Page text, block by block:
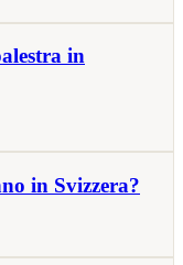
in
in Svizzera?